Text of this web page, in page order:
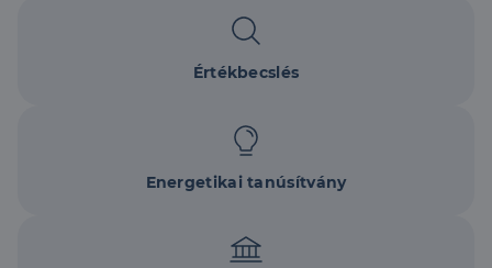
Értékbecslés
Energetikai tanúsítvány